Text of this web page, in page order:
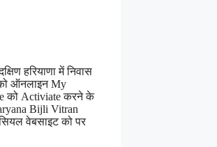
हरियाणा में निवास
ऑनलाइन My
को Activiate करने के
Bijli Vitran
वेबसाइट को पर